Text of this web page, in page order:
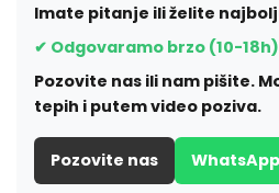
Imate pitanje ili želite
✔ Odgovaramo brzo (10-18h)
Pozovite nas ili nam pišite.
tepih i putem video poziva.
Pozovite nas WhatsApp